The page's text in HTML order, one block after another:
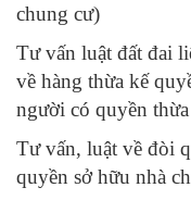
chung cư)
Tư vấn luật đất đai
về hàng thừa kế
người có quyền
Tư vấn, luật về đòi
quyền sở hữu nhà